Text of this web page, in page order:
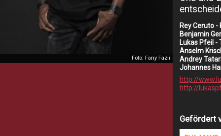
Foto: Fany Fazii
Rey Ceruto -
Benjamin
Lukas Pfeil -
Anselm
Andrey
Johannes
http://
http://
Gefördert